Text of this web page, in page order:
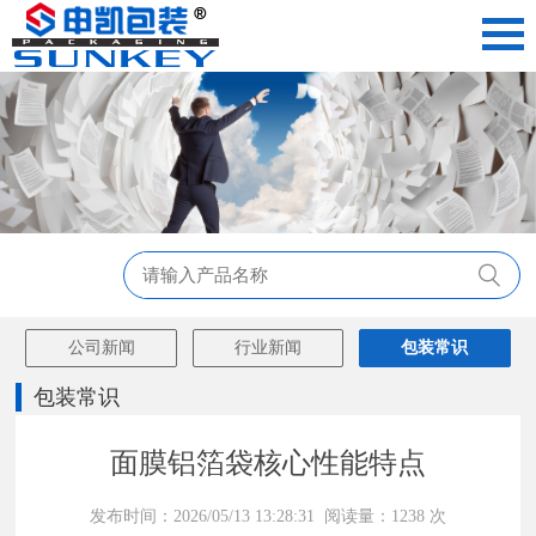
公司新闻 行业新闻 包装常识
包装常识
面膜铝箔袋核心性能特点
发布时间：2026/05/13 13:28:31 阅读量：1238 次